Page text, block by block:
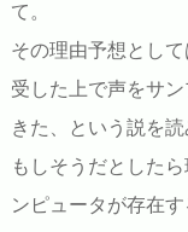
て。
その理由予想とし
受した上で声をサ
きた、という説を読
もしそうだとした
ンピュータが存在